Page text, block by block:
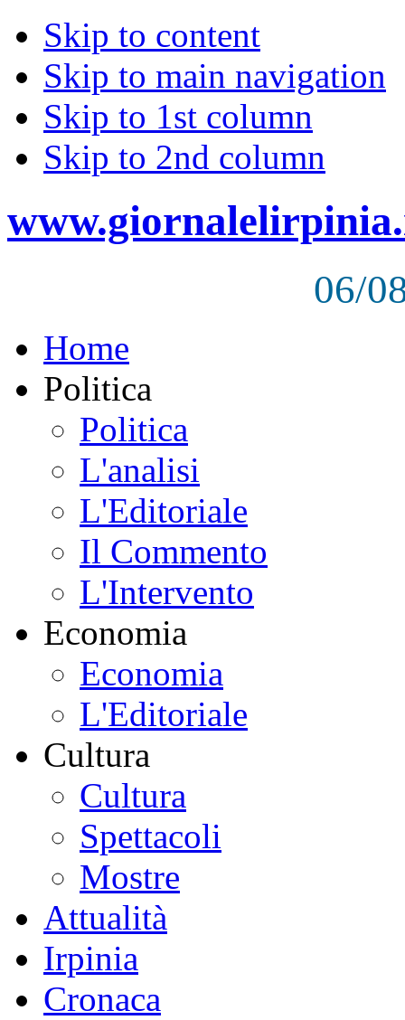
Skip to content
Skip to main navigation
Skip to 1st column
Skip to 2nd column
06/
Home
Politica
Politica
L'analisi
L'Editoriale
Il Commento
L'Intervento
Economia
Economia
L'Editoriale
Cultura
Cultura
Spettacoli
Mostre
Attualità
Irpinia
Cronaca